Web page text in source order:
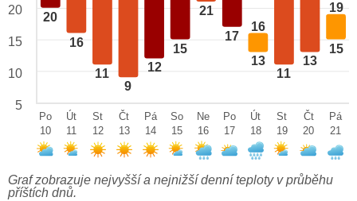
20
16
11
9
12
15
21
17
16
13
11
13
19
15
20
15
10
5
Po
10
Út
11
St
12
Čt
13
Pá
14
So
15
Ne
16
Po
17
Út
18
St
19
Čt
20
Pá
21
Graf zobrazuje nejvyšší a nejnižší denní teploty v průběhu
příštích dnů.